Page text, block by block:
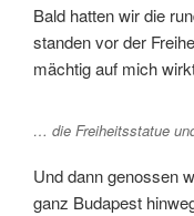
Bald hatten wir die
standen vor der
mächtig auf mich
… die Freiheitsstatue
Und dann genossen
ganz Budapest